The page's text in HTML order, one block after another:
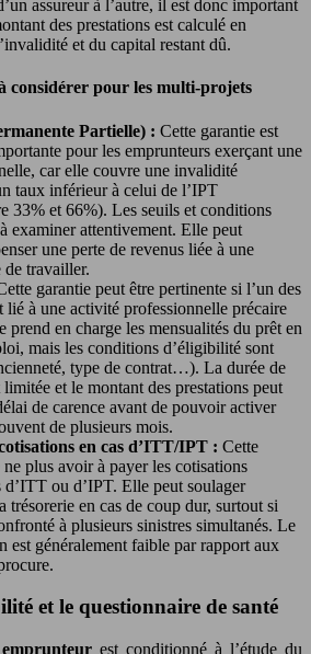
assureur à l’autre, il est donc important
des prestations est calculé en
et du capital restant dû.
considérer pour les multi-projets
Partielle) : Cette garantie est
pour les emprunteurs exerçant une
car elle couvre une invalidité
taux inférieur à celui de l’IPT
33% et 66%). Les seuils et conditions
examiner attentivement. Elle peut
une perte de revenus liée à une
de travailler.
garantie peut être pertinente si l’un des
lié à une activité professionnelle précaire
prend en charge les mensualités du prêt en
mais les conditions d’éligibilité sont
type de contrat…). La durée de
limitée et le montant des prestations peut
de carence avant de pouvoir activer
de plusieurs mois.
en cas d’ITT/IPT : Cette
ne plus avoir à payer les cotisations
d’ITT ou d’IPT. Elle peut soulager
trésorerie en cas de coup dur, surtout si
à plusieurs sinistres simultanés. Le
est généralement faible par rapport aux
et le questionnaire de santé
est conditionné à l’étude du